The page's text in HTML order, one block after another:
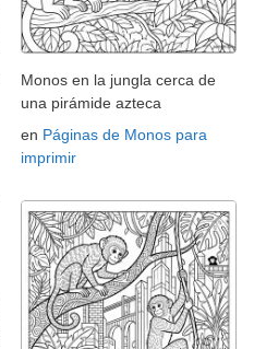
Monos en la jungla cerca de
una pirámide azteca
en Páginas de Monos para
imprimir